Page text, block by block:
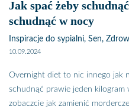
Jak spać żeby
schudnąć w nocy
Inspiracje do sypialni, Sen,
10.09.2024
Overnight diet to nic innego jak
schudnąć prawie jeden kilogram
zobaczcie jak zamienić